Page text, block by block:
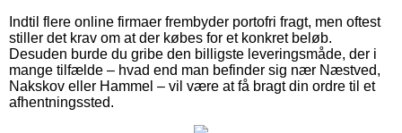
Indtil flere online firmaer frembyder portofri fragt, men oftest
stiller det krav om at der købes for et konkret beløb.
Desuden burde du gribe den billigste leveringsmåde, der i
mange tilfælde – hvad end man befinder sig nær Næstved,
Nakskov eller Hammel – vil være at få bragt din ordre til et
afhentningssted.